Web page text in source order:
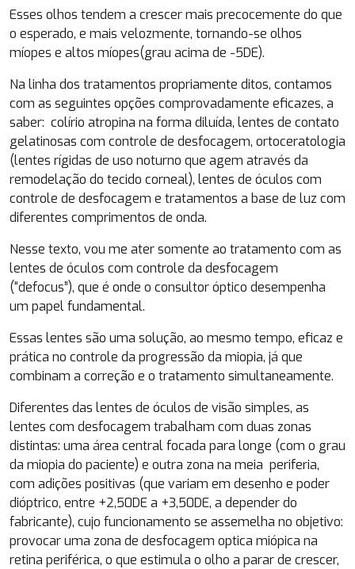
Esses olhos tendem a crescer mais precocemente do que
o esperado, e mais velozmente, tornando-se olhos
míopes e altos míopes(grau acima de -5DE).
Na linha dos tratamentos propriamente ditos, contamos
com as seguintes opções comprovadamente eficazes, a
saber: colírio atropina na forma diluída, lentes de contato
gelatinosas com controle de desfocagem, ortoceratologia
(lentes rígidas de uso noturno que agem através da
remodelação do tecido corneal), lentes de óculos com
controle de desfocagem e tratamentos a base de luz com
diferentes comprimentos de onda.
Nesse texto, vou me ater somente ao tratamento com as
lentes de óculos com controle da desfocagem
(“defocus”), que é onde o consultor óptico desempenha
um papel fundamental.
Essas lentes são uma solução, ao mesmo tempo, eficaz e
prática no controle da progressão da miopia, já que
combinam a correção e o tratamento simultaneamente.
Diferentes das lentes de óculos de visão simples, as
lentes com desfocagem trabalham com duas zonas
distintas: uma área central focada para longe (com o grau
da miopia do paciente) e outra zona na meia periferia,
com adições positivas (que variam em desenho e poder
dióptrico, entre +2,50DE a +3,50DE, a depender do
fabricante), cujo funcionamento se assemelha no objetivo:
provocar uma zona de desfocagem optica miópica na
retina periférica, o que estimula o olho a parar de crescer,